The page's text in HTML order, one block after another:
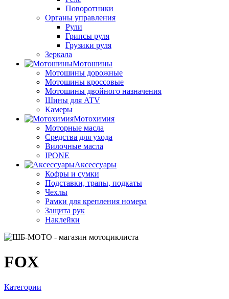
Поворотники
Органы управления
Рули
Грипсы руля
Грузики руля
Зеркала
Мотошины
Мотошины дорожные
Мотошины кроссовые
Мотошины двойного назначения
Шины для ATV
Камеры
Мотохимия
Моторные масла
Средства для ухода
Вилочные масла
IPONE
Аксессуары
Кофры и сумки
Подставки, трапы, подкаты
Чехлы
Рамки для крепления номера
Защита рук
Наклейки
FOX
Категории